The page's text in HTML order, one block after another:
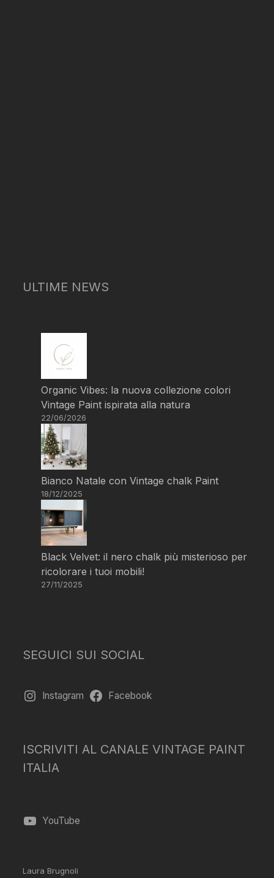
ULTIME NEWS
Organic Vibes: la nuova collezione colori
Vintage Paint ispirata alla natura
22/06/2026
Bianco Natale con Vintage chalk Paint
18/12/2025
Black Velvet: il nero chalk più misterioso per
ricolorare i tuoi mobili!
27/11/2025
SEGUICI SUI SOCIAL
Instagram Facebook
ISCRIVITI AL CANALE VINTAGE PAINT
ITALIA
YouTube
Laura Brugnoli